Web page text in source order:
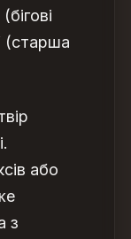
(старша
або
з